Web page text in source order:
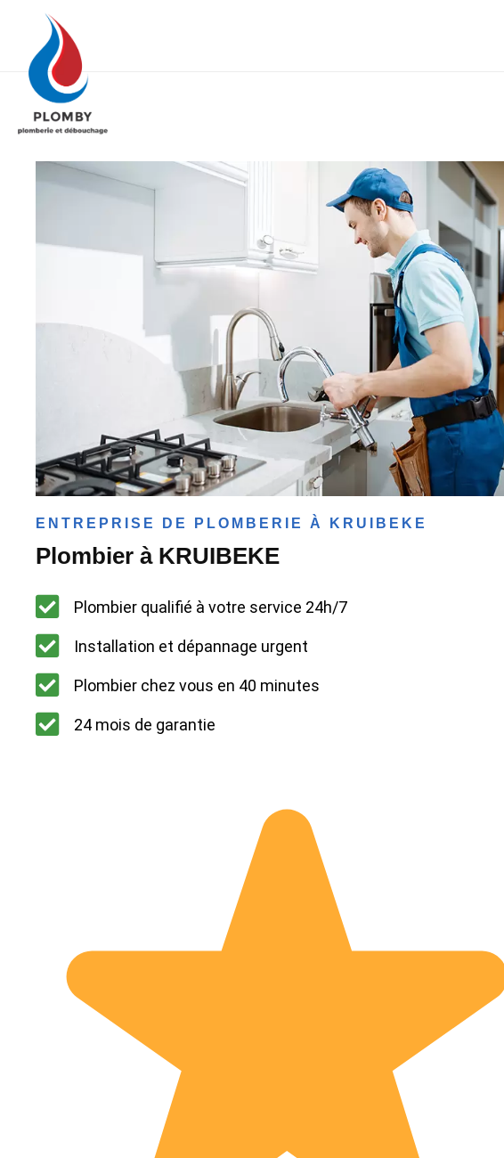
ENTREPRISE DE PLOMBERIE À KRUIBEKE
Plombier à KRUIBEKE
Plombier qualifié à votre service 24h/7
Installation et dépannage urgent
Plombier chez vous en 40 minutes
24 mois de garantie